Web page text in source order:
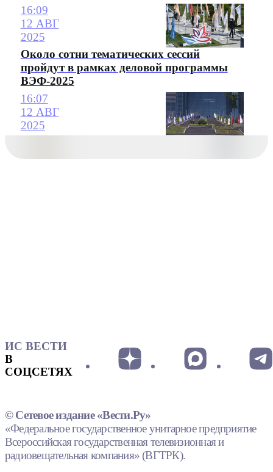
16:09
12 АВГ
2025
Около сотни тематических сессий
пройдут в рамках деловой программы
ВЭФ-2025
16:07
12 АВГ
2025
ИС ВЕСТИ
В
СОЦСЕТЯХ
© Сетевое издание «Вести.Ру»
«Федеральное государственное унитарное предприятие
Всероссийская государственная телевизионная и
радиовещательная компания» (ВГТРК).